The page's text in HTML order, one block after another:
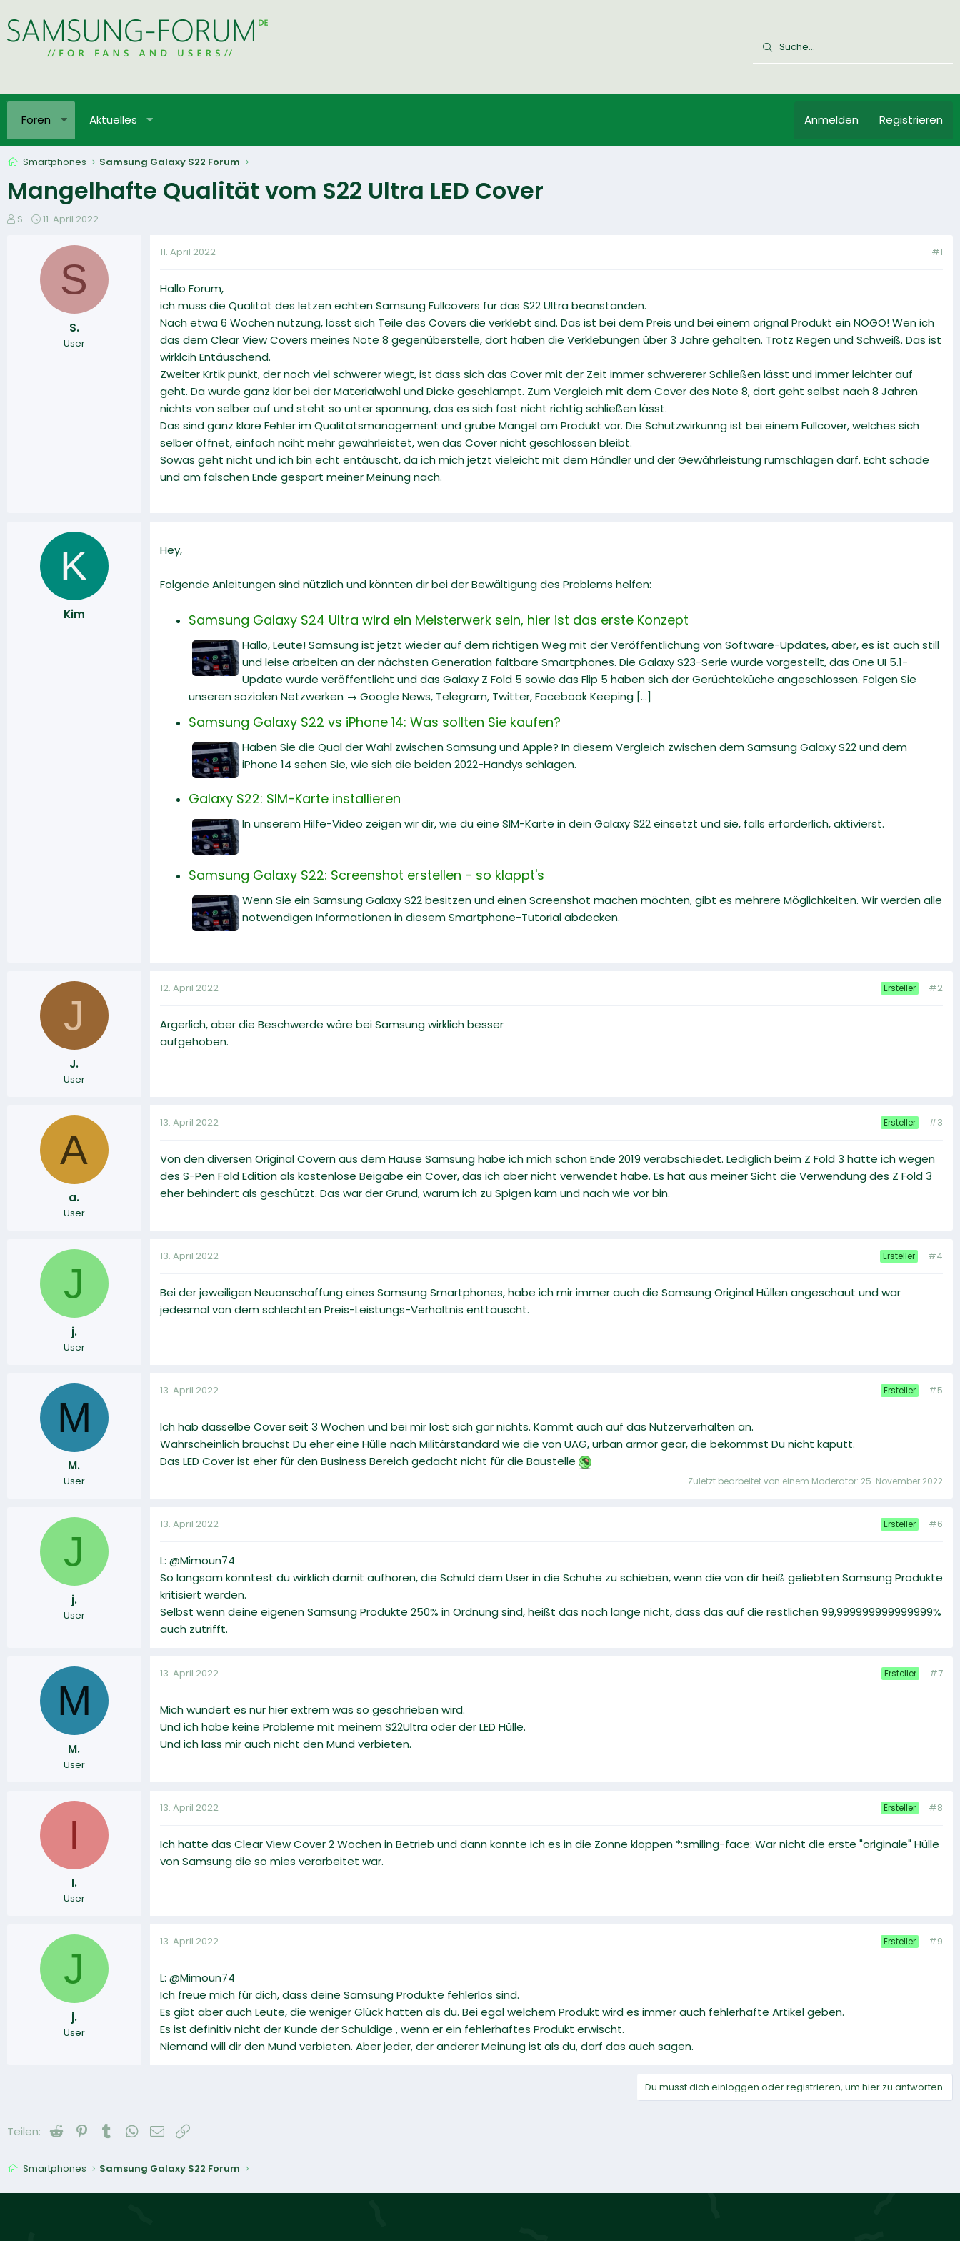
Foren Aktuelles Anmelden Registrieren
Smartphones Samsung Galaxy S22 Forum
Mangelhafte Qualität vom S22 Ultra LED Cover
E
S.
E
t
l
11. April 2022
S
S.
User
11. April 2022 #1
Hallo Forum,
ich muss die Qualität des letzen echten Samsung Fullcovers für das S22 Ultra beanstanden.
Nach etwa 6 Wochen nutzung, lösst sich Teile des Covers die verklebt sind. Das ist bei dem Preis und bei einem orignal Produkt ein NOGO! Wen ich
das dem Clear View Covers meines Note 8 gegenüberstelle, dort haben die Verklebungen über 3 Jahre gehalten. Trotz Regen und Schweiß. Das ist
wirklcih Entäuschend.
Zweiter Krtik punkt, der noch viel schwerer wiegt, ist dass sich das Cover mit der Zeit immer schwererer Schließen lässt und immer leichter auf
geht. Da wurde ganz klar bei der Materialwahl und Dicke geschlampt. Zum Vergleich mit dem Cover des Note 8, dort geht selbst nach 8 Jahren
nichts von selber auf und steht so unter spannung, das es sich fast nicht richtig schließen lässt.
Das sind ganz klare Fehler im Qualitätsmanagement und grube Mängel am Produkt vor. Die Schutzwirkunng ist bei einem Fullcover, welches sich
selber öffnet, einfach nciht mehr gewährleistet, wen das Cover nicht geschlossen bleibt.
Sowas geht nicht und ich bin echt entäuscht, da ich mich jetzt vieleicht mit dem Händler und der Gewährleistung rumschlagen darf. Echt schade
und am falschen Ende gespart meiner Meinung nach.
K
Kim
Hey,
Folgende Anleitungen sind nützlich und könnten dir bei der Bewältigung des Problems helfen:
Samsung Galaxy S24 Ultra wird ein Meisterwerk sein, hier ist das erste Konzept
Hallo, Leute! Samsung ist jetzt wieder auf dem richtigen Weg mit der Veröffentlichung von Software-Updates, aber, es ist auch still
und leise arbeiten an der nächsten Generation faltbare Smartphones. Die Galaxy S23-Serie wurde vorgestellt, das One UI 5.1-
Update wurde veröffentlicht und das Galaxy Z Fold 5 sowie das Flip 5 haben sich der Gerüchteküche angeschlossen. Folgen Sie
unseren sozialen Netzwerken → Google News, Telegram, Twitter, Facebook Keeping [...]
Samsung Galaxy S22 vs iPhone 14: Was sollten Sie kaufen?
Haben Sie die Qual der Wahl zwischen Samsung und Apple? In diesem Vergleich zwischen dem Samsung Galaxy S22 und dem
iPhone 14 sehen Sie, wie sich die beiden 2022-Handys schlagen.
Galaxy S22: SIM-Karte installieren
In unserem Hilfe-Video zeigen wir dir, wie du eine SIM-Karte in dein Galaxy S22 einsetzt und sie, falls erforderlich, aktivierst.
Samsung Galaxy S22: Screenshot erstellen - so klappt's
Wenn Sie ein Samsung Galaxy S22 besitzen und einen Screenshot machen möchten, gibt es mehrere Möglichkeiten. Wir werden alle
notwendigen Informationen in diesem Smartphone-Tutorial abdecken.
J
J.
User
12. April 2022 Ersteller #2
Ärgerlich, aber die Beschwerde wäre bei Samsung wirklich besser
aufgehoben.
A
a.
User
13. April 2022 Ersteller #3
Von den diversen Original Covern aus dem Hause Samsung habe ich mich schon Ende 2019 verabschiedet. Lediglich beim Z Fold 3 hatte ich wegen
des S-Pen Fold Edition als kostenlose Beigabe ein Cover, das ich aber nicht verwendet habe. Es hat aus meiner Sicht die Verwendung des Z Fold 3
eher behindert als geschützt. Das war der Grund, warum ich zu Spigen kam und nach wie vor bin.
J
j.
User
13. April 2022 Ersteller #4
Bei der jeweiligen Neuanschaffung eines Samsung Smartphones, habe ich mir immer auch die Samsung Original Hüllen angeschaut und war
jedesmal von dem schlechten Preis-Leistungs-Verhältnis enttäuscht.
M
M.
User
13. April 2022 Ersteller #5
Ich hab dasselbe Cover seit 3 Wochen und bei mir löst sich gar nichts. Kommt auch auf das Nutzerverhalten an.
Wahrscheinlich brauchst Du eher eine Hülle nach Militärstandard wie die von UAG, urban armor gear, die bekommst Du nicht kaputt.
Das LED Cover ist eher für den Business Bereich gedacht nicht für die Baustelle
Zuletzt bearbeitet von einem Moderator: 25. November 2022
J
j.
User
13. April 2022 Ersteller #6
L: @Mimoun74
So langsam könntest du wirklich damit aufhören, die Schuld dem User in die Schuhe zu schieben, wenn die von dir heiß geliebten Samsung Produkte
kritisiert werden.
Selbst wenn deine eigenen Samsung Produkte 250% in Ordnung sind, heißt das noch lange nicht, dass das auf die restlichen 99,999999999999999%
auch zutrifft.
M
M.
User
13. April 2022 Ersteller #7
Mich wundert es nur hier extrem was so geschrieben wird.
Und ich habe keine Probleme mit meinem S22Ultra oder der LED Hülle.
Und ich lass mir auch nicht den Mund verbieten.
I
I.
User
13. April 2022 Ersteller #8
Ich hatte das Clear View Cover 2 Wochen in Betrieb und dann konnte ich es in die Zonne kloppen *:smiling-face: War nicht die erste "originale" Hülle
von Samsung die so mies verarbeitet war.
J
j.
User
13. April 2022 Ersteller #9
L: @Mimoun74
Ich freue mich für dich, dass deine Samsung Produkte fehlerlos sind.
Es gibt aber auch Leute, die weniger Glück hatten als du. Bei egal welchem Produkt wird es immer auch fehlerhafte Artikel geben.
Es ist definitiv nicht der Kunde der Schuldige , wenn er ein fehlerhaftes Produkt erwischt.
Niemand will dir den Mund verbieten. Aber jeder, der anderer Meinung ist als du, darf das auch sagen.
Du musst dich einloggen oder registrieren, um hier zu antworten.
Teilen: Reddit PinterestTumblrWhatsApp
E-Mail
Smartphones Samsung Galaxy S22 Forum